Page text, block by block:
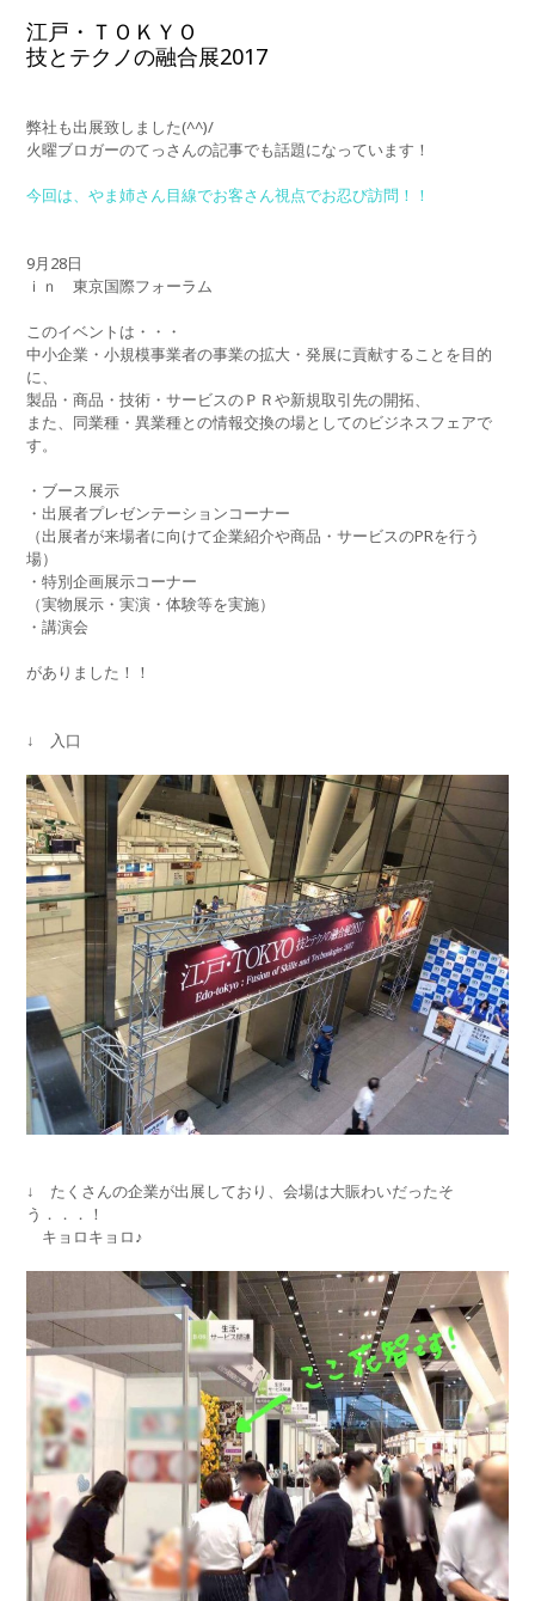
江戸・ＴＯＫＹＯ
技とテクノの融合展2017
弊社も出展致しました(^^)/
火曜ブロガーのてっさんの記事でも話題になっています！
今回は、やま姉さん目線でお客さん視点でお忍び訪問！！
9月28日
ｉｎ 東京国際フォーラム
このイベントは・・・
中小企業・小規模事業者の事業の拡大・発展に貢献することを目的
に、
製品・商品・技術・サービスのＰＲや新規取引先の開拓、
また、同業種・異業種との情報交換の場としてのビジネスフェアで
す。
・ブース展示
・出展者プレゼンテーションコーナー
（出展者が来場者に向けて企業紹介や商品・サービスのPRを行う
場）
・特別企画展示コーナー
（実物展示・実演・体験等を実施）
・講演会
がありました！！
↓ 入口
↓ たくさんの企業が出展しており、会場は大賑わいだったそ
う．．．！
キョロキョロ♪